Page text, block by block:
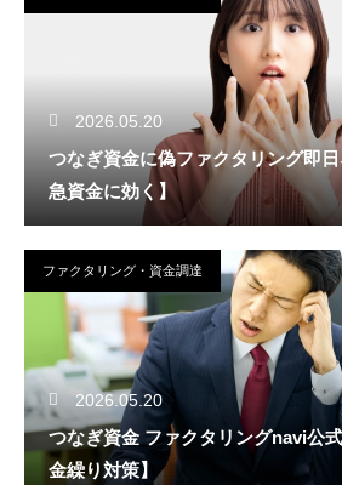
2026.05.20
つなぎ資金に偽ファクタリング即
急資金に効く】
ファクタリング・資金調達
2026.05.20
つなぎ資金 ファクタリングnavi公
金繰り対策】